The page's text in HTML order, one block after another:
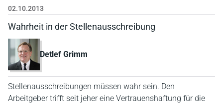
02.10.2013
Wahrheit in der Stellenausschreibung
Detlef Grimm
Stellenausschreibungen müssen wahr sein. Den
Arbeitgeber trifft seit jeher eine Vertrauenshaftung für die